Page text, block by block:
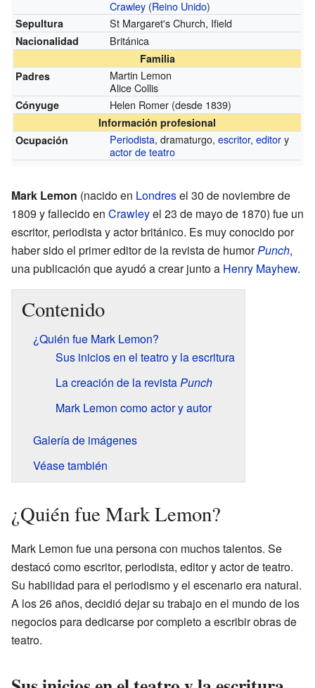
Crawley (Reino Unido)
Sepultura St Margaret's Church, Ifield
Nacionalidad Británica
Familia
Padres
Martin Lemon
Alice Collis
Cónyuge Helen Romer (desde 1839)
Información profesional
Ocupación
Periodista, dramaturgo,escritor,editory
actor de teatro
Mark Lemon (nacido en Londresel 30 de noviembre de
1809 y fallecido en Crawleyel 23 de mayo de 1870) fue un
escritor, periodista y actor británico. Es muy conocido por
haber sido el primer editor de la revista de humorPunch,
una publicación que ayudó a crear junto a Henry Mayhew.
Contenido
¿Quién fue Mark Lemon?
Sus inicios en el teatro y la escritura
La creación de la revistaPunch
Mark Lemon como actor y autor
Galería de imágenes
Véase también
¿Quién fue Mark Lemon?
Mark Lemon fue una persona con muchos talentos. Se
destacó como escritor, periodista, editor y actor de teatro.
Su habilidad para el periodismo y el escenario era natural.
A los 26 años, decidió dejar su trabajo en el mundo de los
negocios para dedicarse por completo a escribir obras de
teatro.